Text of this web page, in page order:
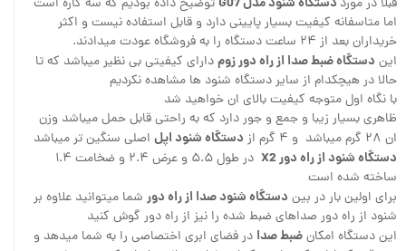
قبلا در مورد
توضیح داده بودیم که سه کاره است
اما متاسفانه کیفیت بسیار پایینی دارد و قابل استفاده نیست و اکثر
خریداران بعد از ۲۴ ساعت دستگاه را به فروشگاه عودت میدادند.
این دستگاه ضبط صدا از راه دور زومدارای کیفیتی بی نظیر میباشد که تا
حالا در هیچکدام از سایر دستگاه شنود ها مشاهده نکردیم
با نگاه اول متوجه کیفیت بالای ان خواهید شد
ظاهری بسیار زیبا و جمع و جور دارد که به راحتی قابل حمل میباشد وزن
ان ۲۸ گرم میباشد و ۴ گرم از
دستگاه شنود اپل اصلی سنگین تر میباشد
دستگاه شنود از راه دور X2
در طول ۵.۵ و عرض ۲.۴ و ضخامت ۱.۴
ساخته شده است
برای اولین بار در بین دستگاه شنود صدا از راه دور شما میتوانید علاوه بر
شنود از راه دور صداهای ضبط شده را نیز از راه دور گوش کنید
این دستگاه امکانضبط صدا در فضای ابری اختصاصی را به شما میدهد و